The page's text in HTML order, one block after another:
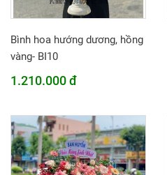
Bình hoa hướng dương, hồng
vàng- BI10
1.210.000 đ